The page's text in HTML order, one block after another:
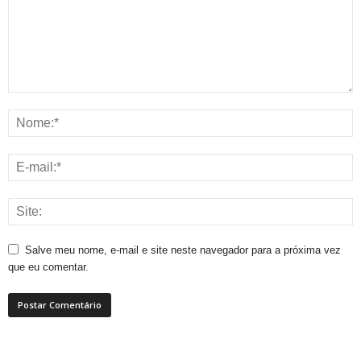
Salve meu nome, e-mail e site neste navegador para a próxima vez
que eu comentar.